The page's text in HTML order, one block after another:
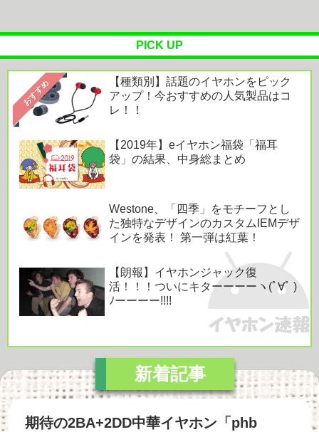
Powered by livedoor 相互RSS
PICK UP
おすすめ
【種類別】話題のイヤホンをピック
アップ！今おすすめの人気製品はコ
レ！！
【2019年】eイヤホン福袋「福耳
袋」の結果、中身総まとめ
Westone、「四季」をモチーフとし
た独特なデザインのカスタムIEMデザ
インを発表！ 第一弾は紅葉！
【朗報】イヤホンジャック復
活！！！ついにキターーーーヽ(ﾟ∀ﾟ )
ﾉーーーー!!!!
期待の2BA+2DD中華イヤホン「phb